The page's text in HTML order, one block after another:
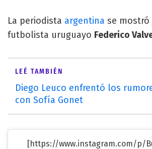
La periodista argentina se
futbolista uruguayo Federico
LEÉ TAMBIÉN
Diego Leuco enfrentó los
con Sofía Gonet
[https://www.instagram.com/p/